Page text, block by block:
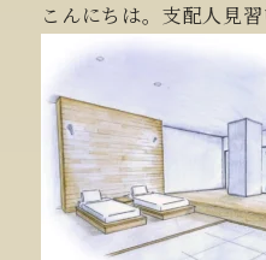
こんにちは。支配人見習